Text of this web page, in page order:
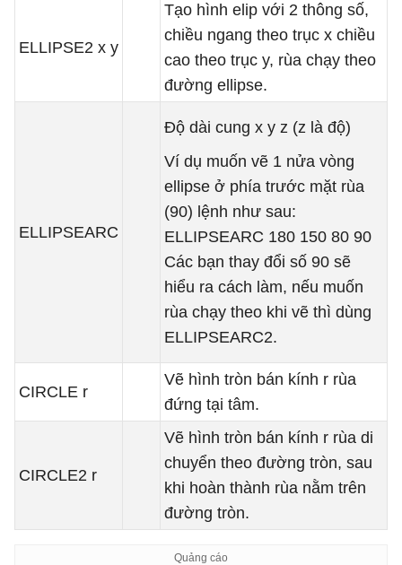
ELLIPSE2 x y
Tạo hình elip với 2 thông số,
chiều ngang theo trục x chiều
cao theo trục y, rùa chạy theo
đường ellipse.
ELLIPSEARC
Độ dài cung x y z (z là độ)
Ví dụ muốn vẽ 1 nửa vòng
ellipse ở phía trước mặt rùa
(90) lệnh như sau:
ELLIPSEARC 180 150 80 90
Các bạn thay đổi số 90 sẽ
hiểu ra cách làm, nếu muốn
rùa chạy theo khi vẽ thì dùng
ELLIPSEARC2.
CIRCLE r
Vẽ hình tròn bán kính r rùa
đứng tại tâm.
CIRCLE2 r
Vẽ hình tròn bán kính r rùa di
chuyển theo đường tròn, sau
khi hoàn thành rùa nằm trên
đường tròn.